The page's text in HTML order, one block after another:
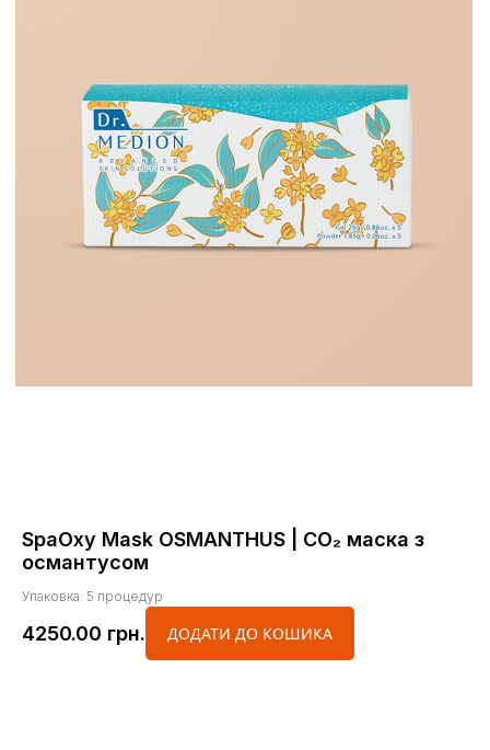
SpaOxy Mask OSMANTHUS | CO₂ маска з
османтусом
Упаковка: 5 процедур
4250.00 грн. ДОДАТИ ДО КОШИКА